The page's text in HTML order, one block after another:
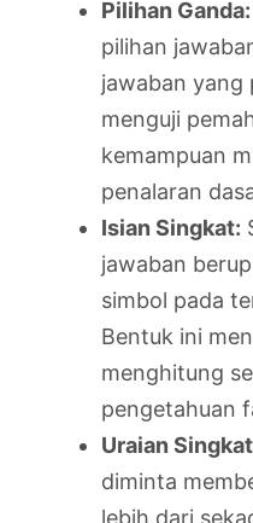
Pilihan Ganda:
pilihan
jawaban yang
menguji
kemampuan
penalaran
Isian Singkat:
jawaban
simbol pada
Bentuk ini
menghitung
pengetahuan
Uraian
diminta
lebih dari